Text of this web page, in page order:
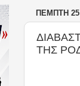
ΠΈΜΠΤΗ 25
ΤΗΣ